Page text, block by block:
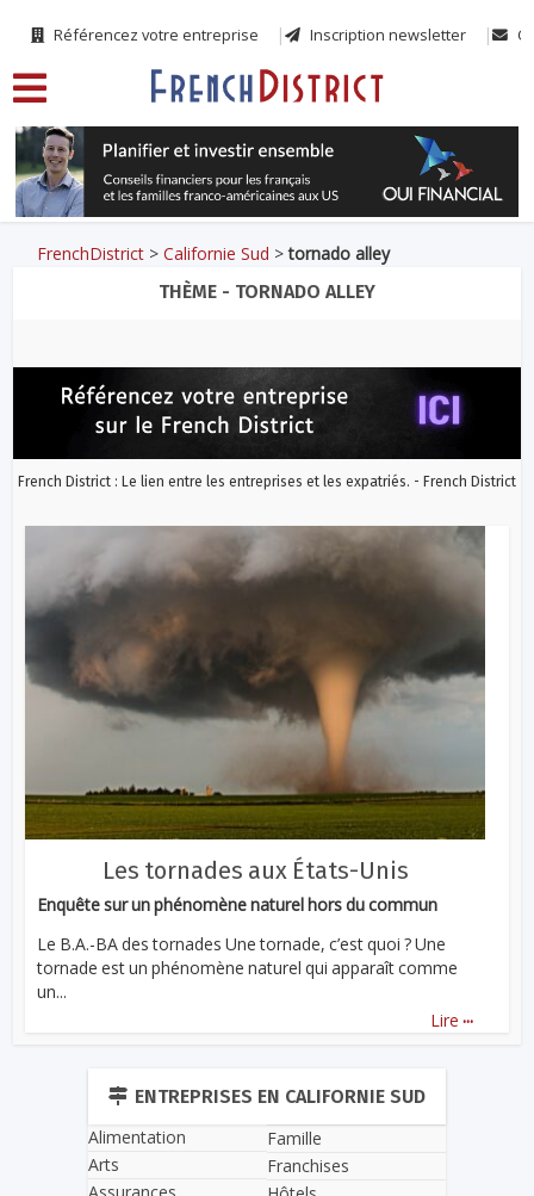
Référencez votre entreprise Inscription newsletter
FrenchDistrict >Californie Sud >tornado alley
THÈME - TORNADO ALLEY
French District : Le lien entre les entreprises et les expatriés. - French District
Les tornades aux États-Unis
Enquête sur un phénomène naturel hors du commun
Le B.A.-BA des tornades Une tornade, c’est quoi ? Une
tornade est un phénomène naturel qui apparaît comme
un...
Lire ...
ENTREPRISES EN CALIFORNIE SUD
Alimentation
Arts
Famille
Franchises